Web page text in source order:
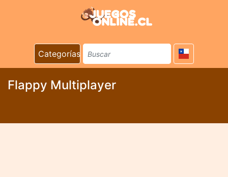
Categorías
Flappy Multiplayer